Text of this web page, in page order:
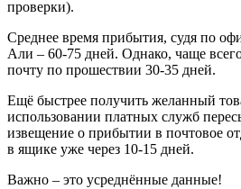
проверки).
Среднее время прибытия, судя по
Али – 60-75 дней. Однако, чаще
почту по прошествии 30-35 дней.
Ещё быстрее получить желанный
использовании платных служб
извещение о прибытии в почтовое
в ящике уже через 10-15 дней.
Важно – это усреднённые данные!